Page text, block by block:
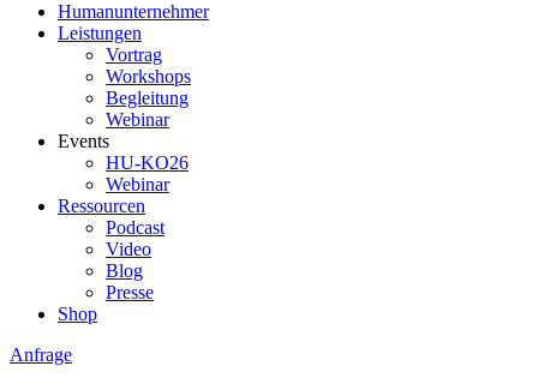
Humanunternehmer
Leistungen
Vortrag
Workshops
Begleitung
Webinar
Events
HU-KO26
Webinar
Ressourcen
Podcast
Video
Blog
Presse
Shop
Anfrage